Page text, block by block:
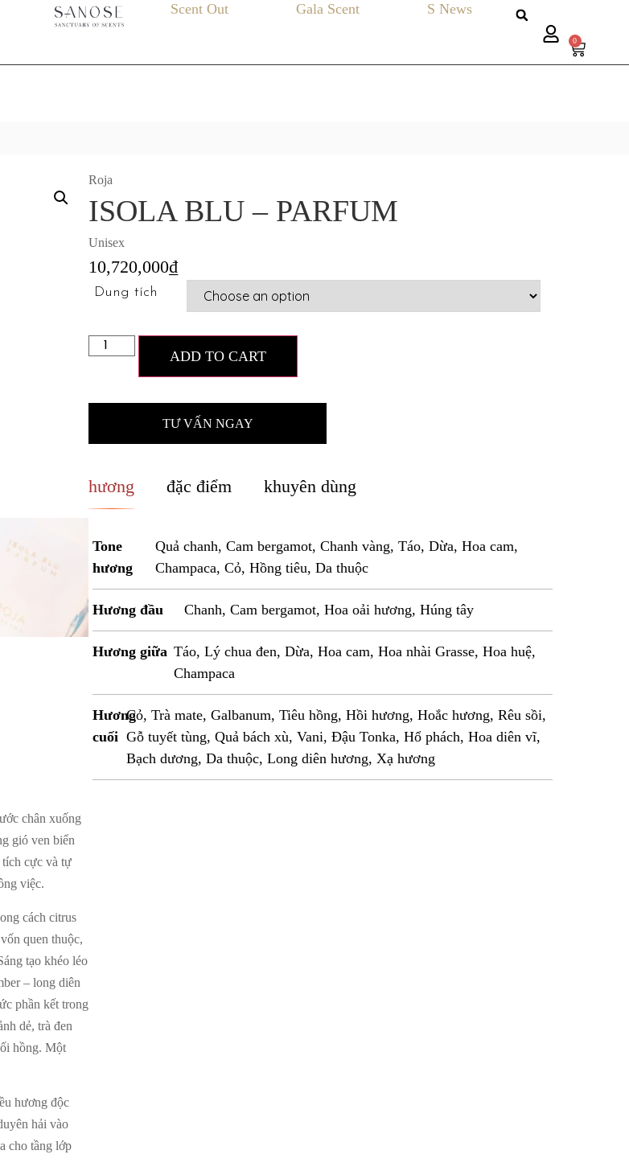
Scent Out Gala Scent S News
0
chân xuống
gió ven biển
tích cực và tự
việc.
cách citrus
quen thuộc,
tạo khéo léo
– long diên
phần kết trong
dẻ, trà đen
hồng. Một
hương độc
hải vào
cho tầng lớp
Roja
ISOLA BLU – PARFUM
Unisex
10,720,000₫
Dung tích
ADD TO CART
TƯ VẤN NGAY
hương đặc điểm khuyên dùng
Tone
hương
Quả chanh, Cam bergamot, Chanh vàng, Táo, Dừa, Hoa cam,
Champaca, Cỏ, Hồng tiêu, Da thuộc
Hương đầu Chanh, Cam bergamot, Hoa oải hương, Húng tây
Hương giữa Táo, Lý chua đen, Dừa, Hoa cam, Hoa nhài Grasse, Hoa huệ,
Champaca
Hương
cuối
Cỏ, Trà mate, Galbanum, Tiêu hồng, Hồi hương, Hoắc hương, Rêu sồi,
Gỗ tuyết tùng, Quả bách xù, Vani, Đậu Tonka, Hổ phách, Hoa diên vĩ,
Bạch dương, Da thuộc, Long diên hương, Xạ hương